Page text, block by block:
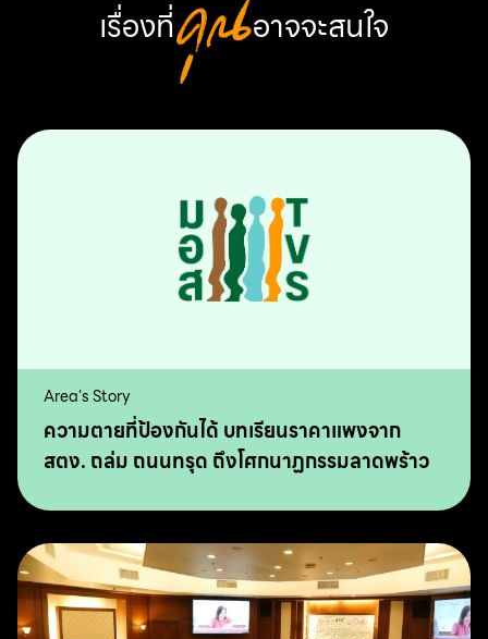
เรื่องที่คุณ อาจจะสนใจ
Area's Story
ความตายที่ป้องกันได้ บทเรียนราคาแพงจาก
สตง. ถล่ม ถนนทรุด ถึงโศกนาฏกรรมลาดพร้าว